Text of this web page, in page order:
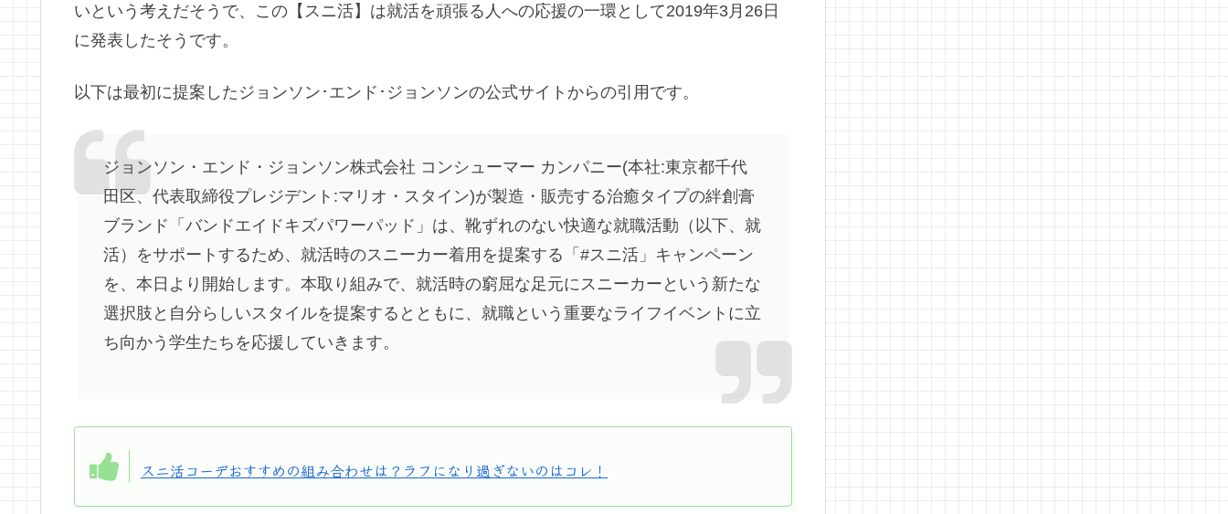
いという考えだそうで、この【スニ活】は就活を頑張る人への応援の一環として2019年3月26日
に発表したそうです。
以下は最初に提案したジョンソン･エンド･ジョンソンの公式サイトからの引用です。
ジョンソン・エンド・ジョンソン株式会社 コンシューマー カンパニー(本社:東京都千代
田区、代表取締役プレジデント:マリオ・スタイン)が製造・販売する治癒タイプの絆創膏
ブランド「バンドエイドキズパワーパッド」は、靴ずれのない快適な就職活動（以下、就
活）をサポートするため、就活時のスニーカー着用を提案する「#スニ活」キャンペーン
を、本日より開始します。本取り組みで、就活時の窮屈な足元にスニーカーという新たな
選択肢と自分らしいスタイルを提案するとともに、就職という重要なライフイベントに立
ち向かう学生たちを応援していきます。
スニ活コーデおすすめの組み合わせは？ラフになり過ぎないのはコレ！